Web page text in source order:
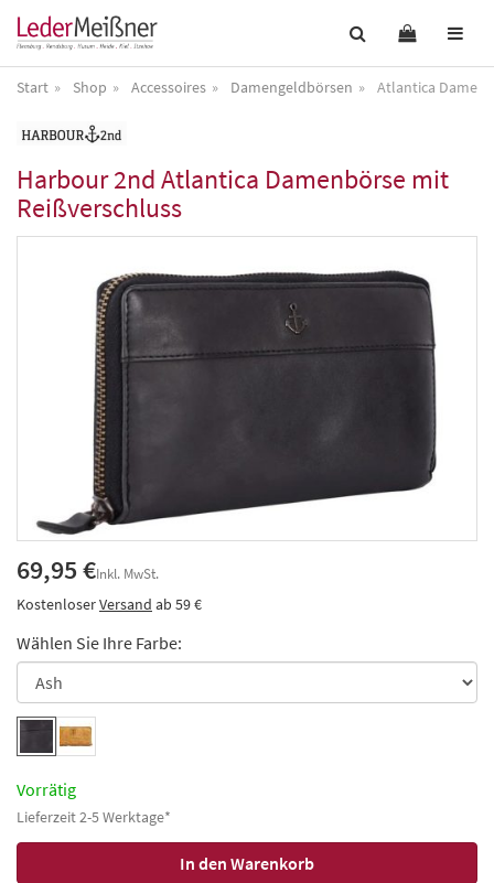
Start Shop Accessoires Damengeldbörsen Atlantica
Harbour 2ndAtlantica Damenbörse mit
Reißverschluss
69,95 €Inkl. MwSt.
KostenloserVersand ab 59 €
Wählen Sie Ihre Farbe:
Vorrätig
Lieferzeit 2-5 Werktage*